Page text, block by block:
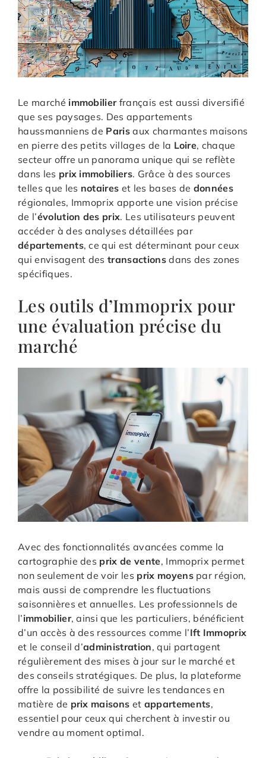
Le marché immobilierfrançais est aussi diversifié
que ses paysages. Des appartements
haussmanniens de Paris aux charmantes maisons
en pierre des petits villages de la Loire, chaque
secteur offre un panorama unique qui se reflète
dans les prix immobiliers. Grâce à des sources
telles que les notaires et les bases de données
régionales, Immoprix apporte une vision précise
de l’évolution des prix. Les utilisateurs peuvent
accéder à des analyses détaillées par
départements, ce qui est déterminant pour ceux
qui envisagent destransactionsdans des zones
spécifiques.
Les outils d’Immoprix pour
une évaluation précise du
marché
Avec des fonctionnalités avancées comme la
cartographie des prix de vente, Immoprix permet
non seulement de voir les prix moyenspar région,
mais aussi de comprendre les fluctuations
saisonnières et annuelles. Les professionnels de
l’immobilier, ainsi que les particuliers, bénéficient
d’un accès à des ressources comme l’Ift Immoprix
et le conseil d’administration, qui partagent
régulièrement des mises à jour sur le marché et
des conseils stratégiques. De plus, la plateforme
offre la possibilité de suivre les tendances en
matière de prix maisons et appartements,
essentiel pour ceux qui cherchent à investir ou
vendre au moment optimal.